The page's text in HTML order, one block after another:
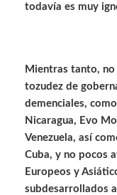
todavía es muy
Mientras tanto,
tozudez de
demenciales,
Nicaragua, Evo
Venezuela, así
Cuba, y no pocos
Europeos y
subdesarrollados